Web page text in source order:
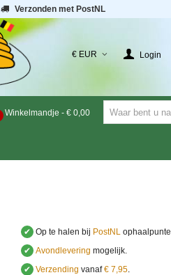
Verzonden met PostNL
€ EUR Login
Winkelmandje - € 0,00
✔ Op te halen bij PostNL
✔ Avondlevering mogelijk.
✔ Verzending vanaf€ 7,95.